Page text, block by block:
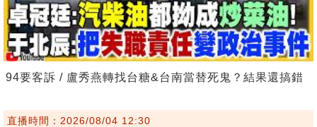
94要客訴 / 盧秀燕轉找台糖&台南當替死鬼？結果還搞錯
直播時間：2026/08/04 12:30